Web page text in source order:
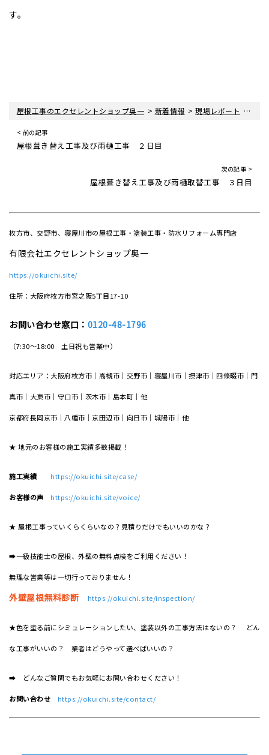
す。
屋根工事のエクセレントショップ奥一 > 新着情報 >現場レポート
< 前の記事
屋根葺き替え工事及び雨樋工事 ２日目
次の記事 >
屋根葺き替え工事及び雨樋取替工事 ３日目
枚方市、交野市、寝屋川市の屋根工事・塗装工事・防水リフォーム専門店
有限会社エクセレントショップ奥一
https://okuichi.site/
住所：大阪府枚方市宮之阪5丁目17-10
お問い合わせ窓口： 0120-48-1796
（7:30～18:00 土日祝も営業中）
対応エリア：大阪府枚方市｜高槻市｜交野市｜寝屋川市｜摂津市｜四條畷市｜門
真市｜大東市｜守口市｜茨木市｜島本町｜他
京都府長岡京市｜八幡市｜京田辺市｜向日市｜城陽市｜他
★ 地元のお客様の施工実績多数掲載！
施工実績 https://okuichi.site/case/
お客様の声 https://okuichi.site/voice/
★ 屋根工事っていくらくらいなの？見積りだけでもいいのかな？
➡一級技能士の屋根、外壁の無料点検をご利用ください！
無理な営業等は一切行っておりません！
外壁屋根無料診断 https://okuichi.site/inspection/
★色を塗る前にシミュレーションしたい、塗装以外の工事方法はないの？ どん
な工事がいいの？ 業者はどうやって選べばいいの？
➡ どんなご質問でもお気軽にお問い合わせください！
お問い合わせ https://okuichi.site/contact/